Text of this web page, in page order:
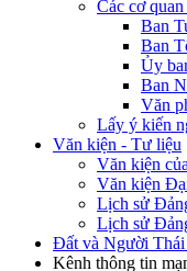
Các cơ
Ban
Ban
Ủy
Ban
Văn
Lấy ý kiến
Văn kiện - Tư liệu
Văn kiện
Văn kiện
Lịch sử
Lịch sử
Đất và Người Thái
Kênh thông tin